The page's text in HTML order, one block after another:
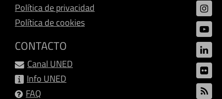
Política de privacidad
Política de cookies
CONTACTO
Canal UNED
Info UNED
FAQ